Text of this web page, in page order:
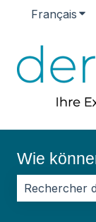
Français
Wie